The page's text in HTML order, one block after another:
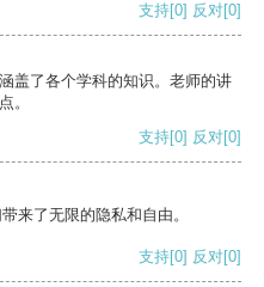
支持[0] 反对[0]
盖了各个学科的知识。老师的讲
。
支持[0] 反对[0]
来了无限的隐私和自由。
支持[0] 反对[0]